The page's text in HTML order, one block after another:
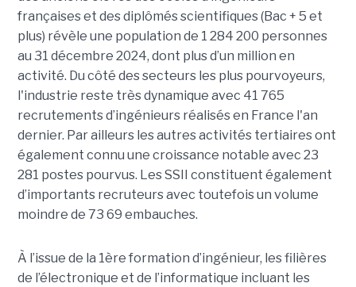
françaises et des diplômés scientifiques (Bac + 5 et
plus) révèle une population de 1 284 200 personnes
au 31 décembre 2024, dont plus d’un million en
activité. Du côté des secteurs les plus pourvoyeurs,
l'industrie reste très dynamique avec 41 765
recrutements d’ingénieurs réalisés en France l'an
dernier. Par ailleurs les autres activités tertiaires ont
également connu une croissance notable avec 23
281 postes pourvus. Les SSII constituent également
d’importants recruteurs avec toutefois un volume
moindre de 73 69 embauches.
À l’issue de la 1ère formation d’ingénieur, les filières
de l’électronique et de l’informatique incluant les